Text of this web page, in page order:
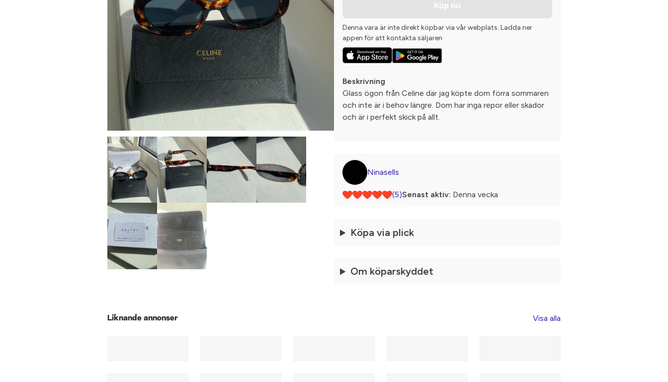
Köp nu
Denna vara är inte direkt köpbar via vår webplats. Ladda ner
appen för att kontakta säljaren
Beskrivning
Glass ögon från Celine där jag köpte dom förra sommaren
och inte är i behov längre. Dom har inga repor eller skador
och är i perfekt skick på allt.
Ninasells
(5)Senast aktiv: Denna vecka
Köpa via plick
Om köparskyddet
Liknande annonser Visa alla